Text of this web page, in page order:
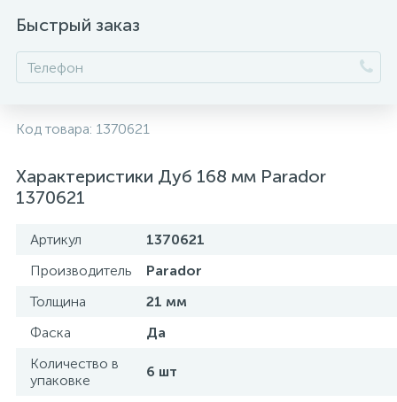
Быстрый заказ
Код товара: 1370621
Характеристики Дуб 168 мм Parador
1370621
Артикул
1370621
Производитель
Parador
Толщина
21 мм
Фаска
Да
Количество в
упаковке
6 шт